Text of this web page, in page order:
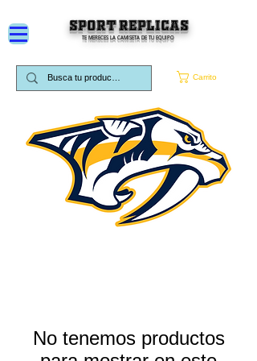
Carrito
SPORT REPLICAS
TE MERECES LA CAMISETA DE TU EQUIPO
No tenemos productos